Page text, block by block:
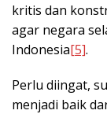
kritis dan
agar negara
Indonesia[5].
Perlu diingat,
menjadi baik